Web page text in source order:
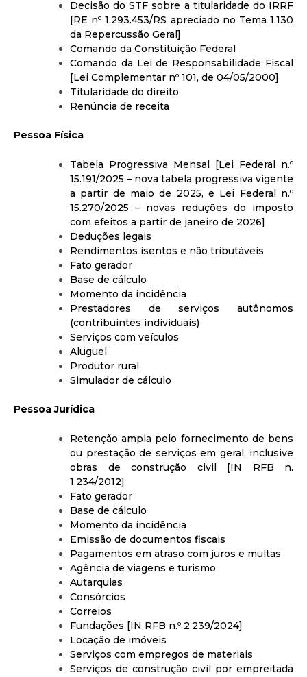
Decisão do STF sobre a titularidade do IRRF
[RE nº 1.293.453/RS apreciado no Tema 1.130
da Repercussão Geral]
Comando da Constituição Federal
Comando da Lei de Responsabilidade Fiscal
[Lei Complementar nº 101, de 04/05/2000]
Titularidade do direito
Renúncia de receita
Pessoa Física
Tabela Progressiva Mensal [Lei Federal n.º
15.191/2025 – nova tabela progressiva vigente
a partir de maio de 2025, e Lei Federal n.º
15.270/2025 – novas reduções do imposto
com efeitos a partir de janeiro de 2026]
Deduções legais
Rendimentos isentos e não tributáveis
Fato gerador
Base de cálculo
Momento da incidência
Prestadores de serviços autônomos
(contribuintes individuais)
Serviços com veículos
Aluguel
Produtor rural
Simulador de cálculo
Pessoa Jurídica
Retenção ampla pelo fornecimento de bens
ou prestação de serviços em geral, inclusive
obras de construção civil [IN RFB n.
1.234/2012]
Fato gerador
Base de cálculo
Momento da incidência
Emissão de documentos fiscais
Pagamentos em atraso com juros e multas
Agência de viagens e turismo
Autarquias
Consórcios
Correios
Fundações [IN RFB n.º 2.239/2024]
Locação de imóveis
Serviços com empregos de materiais
Serviços de construção civil por empreitada